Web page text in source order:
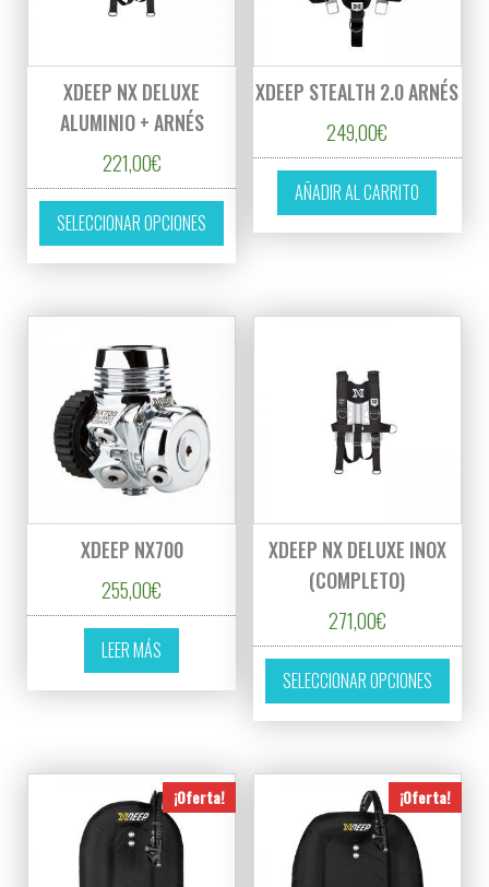
XDEEP NX DELUXE
ALUMINIO + ARNÉS
221,00€
SELECCIONAR OPCIONES
Este producto tiene múltiples variantes.
XDEEP STEALTH 2.0 ARNÉS
249,00€
AÑADIR AL CARRITO
XDEEP NX700
255,00€
LEER MÁS
XDEEP NX DELUXE INOX
(COMPLETO)
271,00€
SELECCIONAR OPCIONES
Este
¡Oferta! ¡Oferta!